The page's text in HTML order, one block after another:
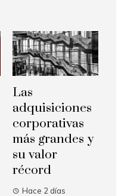
Las
adquisiciones
corporativas
más grandes y
su valor
récord
Hace 2 días